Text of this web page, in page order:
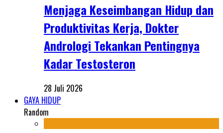
Menjaga Keseimbangan Hidup dan
Produktivitas Kerja, Dokter
Andrologi Tekankan Pentingnya
Kadar Testosteron
28 Juli 2026
GAYA HIDUP
Random